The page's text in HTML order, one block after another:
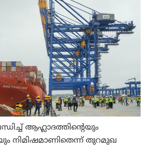
ആഹ്ലാദത്തിന്റെയും
നിമിഷമാണിതെന്ന് തുറമുഖ